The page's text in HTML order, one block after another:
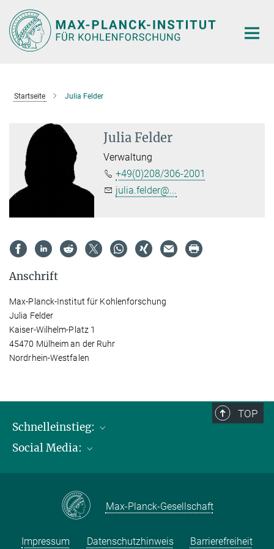
Hauptinhalt
Startseite Julia Felder
Julia Felder
Verwaltung
+49(0)208/306-2001
julia.felder@...
Anschrift
Max-Planck-Institut für Kohlenforschung
Julia Felder
Kaiser-Wilhelm-Platz 1
45470 Mülheim an der Ruhr
Nordrhein-Westfalen
TOP
Schnelleinstieg:
Publikationen
Kontakt und Anfahrtsbeschreibung
Social Media:
Max-Planck-Gesellschaft
Impressum Datenschutzhinweis Barrierefreiheit